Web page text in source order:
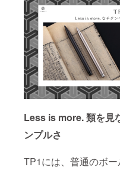
Less is more. 類を見
ンプルさ
TP1には、普通のボ